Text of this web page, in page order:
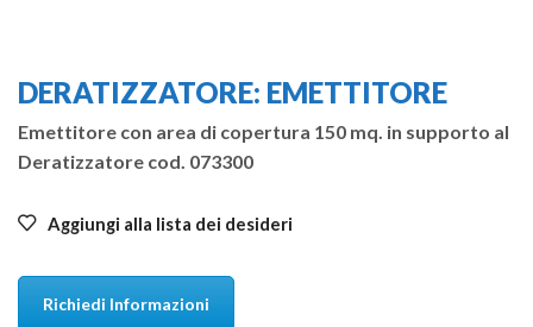
DERATIZZATORE: EMETTITORE
Emettitore con area di copertura 150 mq. in supporto al
Deratizzatore cod. 073300
Aggiungi alla lista dei desideri
Richiedi Informazioni